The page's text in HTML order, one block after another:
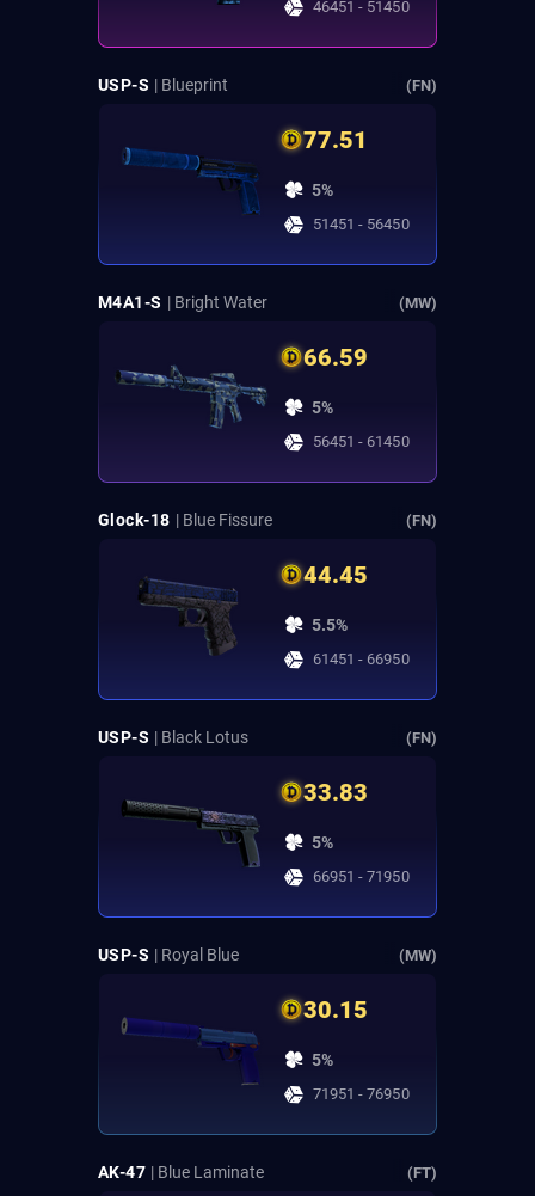
46451 - 51450
USP-S | Blueprint (FN)
77.51
5%
51451 - 56450
M4A1-S | Bright Water (MW)
66.59
5%
56451 - 61450
Glock-18 | Blue Fissure (FN)
44.45
5.5%
61451 - 66950
USP-S | Black Lotus (FN)
33.83
5%
66951 - 71950
USP-S | Royal Blue (MW)
30.15
5%
71951 - 76950
AK-47 | Blue Laminate (FT)